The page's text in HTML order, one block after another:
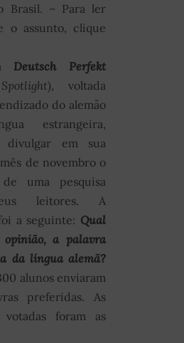
Brasil. – Para ler
o assunto, clique
Deutsch Perfekt
Spotlight), voltada
do alemão
estrangeira,
divulgar em sua
de novembro o
uma pesquisa
leitores. A
a seguinte: Qual
a palavra
da língua alemã?
alunos enviaram
preferidas. As
foram as